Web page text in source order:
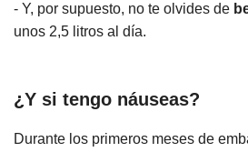
- Y, por supuesto, no te olvides de
unos 2,5 litros al día.
¿Y si tengo náuseas?
Durante los primeros meses de